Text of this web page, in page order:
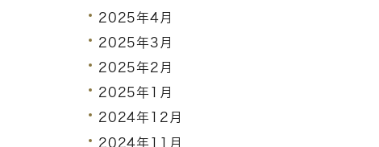
2025年4月
2025年3月
2025年2月
2025年1月
2024年12月
2024年11月